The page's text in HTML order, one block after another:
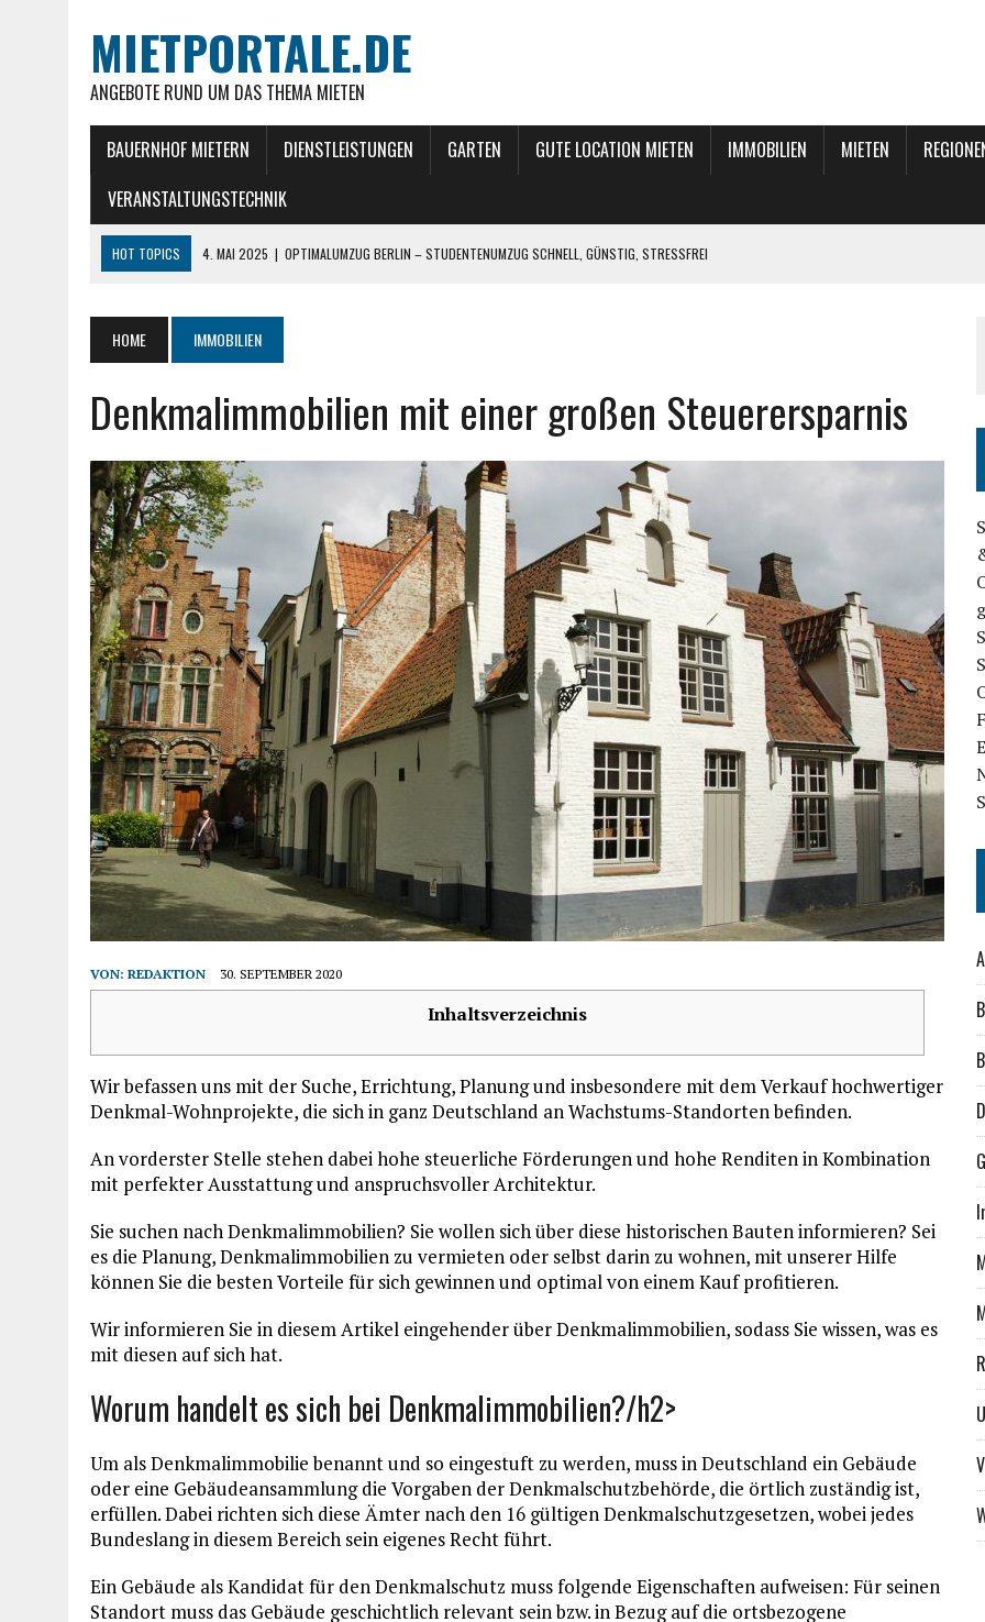
MIETPORTALE.DE
ANGEBOTE RUND UM DAS THEMA MIETEN
BAUERNHOF MIETERN DIENSTLEISTUNGEN GARTEN GUTE LOCATION MIETEN IMMOBILIEN MIETEN
VERANSTALTUNGSTECHNIK
HOT TOPICS 4. MAI 2025 | OPTIMALUMZUG BERLIN – STUDENTENUMZUG SCHNELL, GÜNSTIG, STRESSFREI
27. NOVEMBER 2024 | NACHHALTIG LEBEN: EIN ALLTAG ZWISCHEN KLEINEN SCHRITTEN UND GROSSEN ZIELEN
7. MAI 2025
SCHINDLER UMZÜGE BERLIN: BEILADUNG CLEVER NUTZEN & STRESSFREI UMZIEHEN
HOME IMMOBILIEN
Denkmalimmobilien mit einer großen Steuerersparnis
VON: REDAKTION 30. SEPTEMBER 2020
Inhaltsverzeichnis
Wir befassen uns mit der Suche, Errichtung, Planung und insbesondere mit dem Verkauf hochwertiger
Denkmal-Wohnprojekte, die sich in ganz Deutschland an Wachstums-Standorten befinden.
An vorderster Stelle stehen dabei hohe steuerliche Förderungen und hohe Renditen in Kombination
mit perfekter Ausstattung und anspruchsvoller Architektur.
Sie suchen nach Denkmalimmobilien? Sie wollen sich über diese historischen Bauten informieren? Sei
es die Planung, Denkmalimmobilien zu vermieten oder selbst darin zu wohnen, mit unserer Hilfe
können Sie die besten Vorteile für sich gewinnen und optimal von einem Kauf profitieren.
Wir informieren Sie in diesem Artikel eingehender über Denkmalimmobilien, sodass Sie wissen, was es
mit diesen auf sich hat.
Worum handelt es sich bei Denkmalimmobilien?/h2>
Um als Denkmalimmobilie benannt und so eingestuft zu werden, muss in Deutschland ein Gebäude
oder eine Gebäudeansammlung die Vorgaben der Denkmalschutzbehörde, die örtlich zuständig ist,
erfüllen. Dabei richten sich diese Ämter nach den 16 gültigen Denkmalschutzgesetzen, wobei jedes
Bundeslang in diesem Bereich sein eigenes Recht führt.
Ein Gebäude als Kandidat für den Denkmalschutz muss folgende Eigenschaften aufweisen: Für seinen
Standort muss das Gebäude geschichtlich relevant sein bzw. in Bezug auf die ortsbezogene